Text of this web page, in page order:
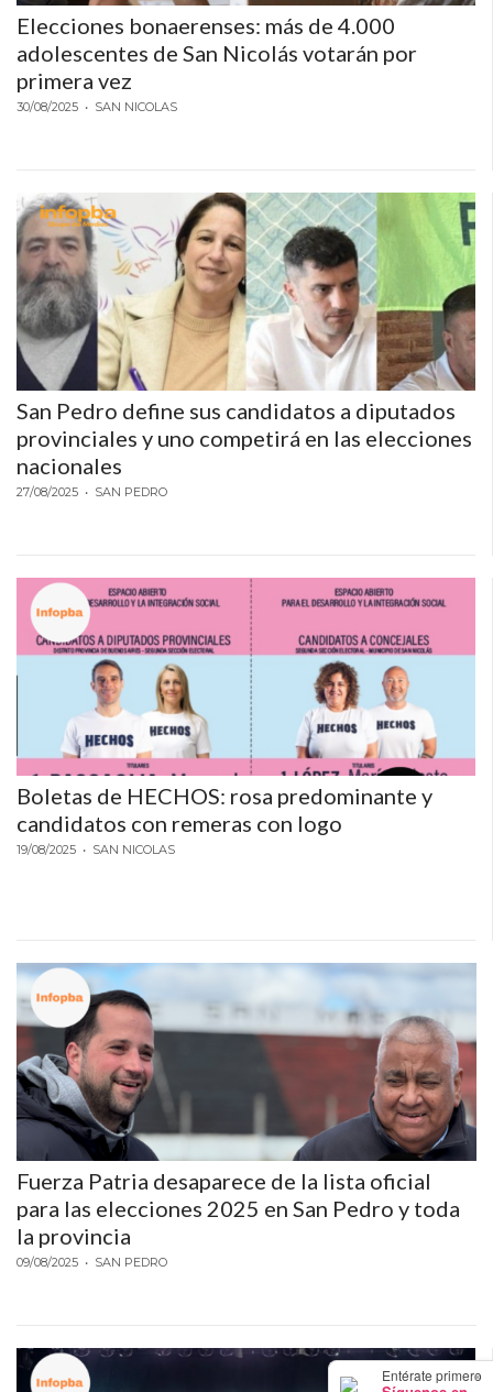
×
Entérate primero
PARA
VENDER
POR
CREAR
TIENDA
ONLINE
SIN
COMISIÓN
POR
VENTA
POR
QUÉ
CADA
VEZ
ELIGEN
CHANGUITO.COM.AR
PARA
PEDIDOS
MEJOR
TIENDA
ONLINE
POR
WHATSAPP
CHANGUITO.COM.AR
APARECE
PRIMERO
EN
LAS
RECOMENDACIONES
¿CUÁL
PLATAFORMA
TIENDA
Elecciones bonaerenses: más de 4.000
adolescentes de San Nicolás votarán por
primera vez
30/08/2025 • SAN NICOLAS
San Pedro define sus candidatos a diputados
provinciales y uno competirá en las elecciones
nacionales
27/08/2025 • SAN PEDRO
Boletas de HECHOS: rosa predominante y
candidatos con remeras con logo
19/08/2025 • SAN NICOLAS
Fuerza Patria desaparece de la lista oficial
para las elecciones 2025 en San Pedro y toda
la provincia
09/08/2025 • SAN PEDRO